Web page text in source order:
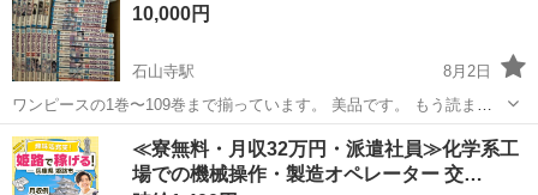
謙治 等 の写真も含まれてます...
10,000円
石山寺駅
8月2日
ワンピースの1巻〜109巻まで揃っています。 美品です。 もう読まな
いので出品します。 多少の値段交渉いたします。
滋賀 大津市 石山寺駅 マンガ、コミック、アニメ
≪寮無料・月収32万円・派遣社員≫化学系工
場での機械操作・製造オペレーター 交…